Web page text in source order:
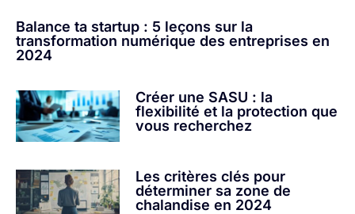
Balance ta startup : 5 leçons sur la
transformation numérique des entreprises en
2024
Créer une SASU : la
flexibilité et la protection que
vous recherchez
Les critères clés pour
déterminer sa zone de
chalandise en 2024